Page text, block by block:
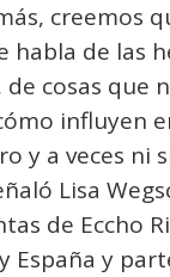
creemos
habla de las
cosas que
influyen
y a veces ni
Lisa
de Eccho
España y